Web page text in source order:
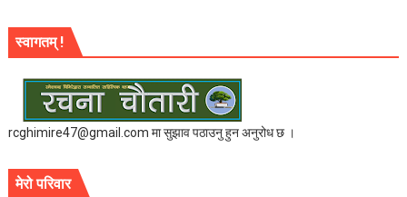
स्वागतम् !
rcghimire47@gmail.com मा सुझाव पठाउनु हुन अनुरोध छ ।
मेरो परिवार